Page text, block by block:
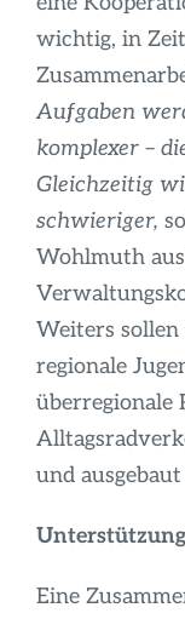
wichtig, in
Aufgaben
komplexer –
Gleichzeitig
schwieriger,
Wohlmuth
Weiters
regionale
überregionale
und
Eine